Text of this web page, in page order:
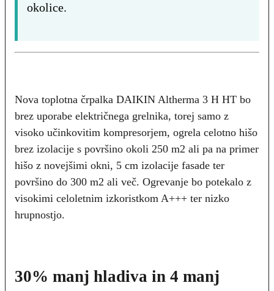
okolice.
Nova toplotna črpalka DAIKIN Altherma 3 H HT bo
brez uporabe električnega grelnika, torej samo z
visoko učinkovitim kompresorjem, ogrela celotno hišo
brez izolacije s površino okoli 250 m2 ali pa na primer
hišo z novejšimi okni, 5 cm izolacije fasade ter
površino do 300 m2 ali več. Ogrevanje bo potekalo z
visokimi celoletnim izkoristkom A+++ ter nizko
hrupnostjo.
30% manj hladiva in 4 manj